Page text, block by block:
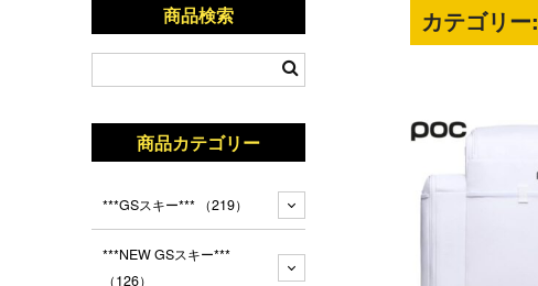
カテゴリー:
商品検索
商品カテゴリー
***GSスキー*** （219）
***NEW GSスキー***
（126）